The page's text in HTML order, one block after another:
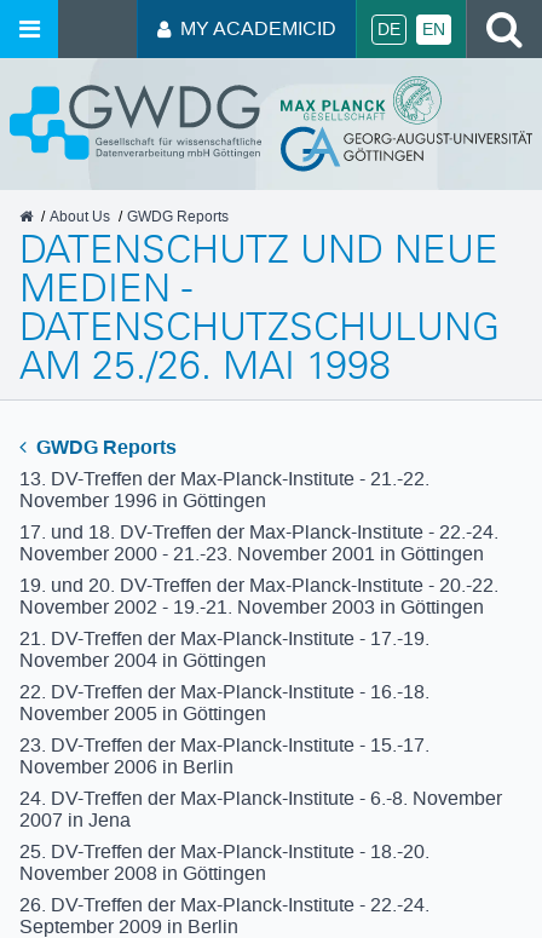
MY ACADEMICID DE EN
GWDG
About Us GWDG Reports
DATENSCHUTZ UND NEUE
MEDIEN -
DATENSCHUTZSCHULUNG
AM 25./26. MAI 1998
GWDG Reports
13. DV-Treffen der Max-Planck-Institute - 21.-22.
November 1996 in Göttingen
17. und 18. DV-Treffen der Max-Planck-Institute - 22.-24.
November 2000 - 21.-23. November 2001 in Göttingen
19. und 20. DV-Treffen der Max-Planck-Institute - 20.-22.
November 2002 - 19.-21. November 2003 in Göttingen
21. DV-Treffen der Max-Planck-Institute - 17.-19.
November 2004 in Göttingen
22. DV-Treffen der Max-Planck-Institute - 16.-18.
November 2005 in Göttingen
23. DV-Treffen der Max-Planck-Institute - 15.-17.
November 2006 in Berlin
24. DV-Treffen der Max-Planck-Institute - 6.-8. November
2007 in Jena
25. DV-Treffen der Max-Planck-Institute - 18.-20.
November 2008 in Göttingen
26. DV-Treffen der Max-Planck-Institute - 22.-24.
September 2009 in Berlin